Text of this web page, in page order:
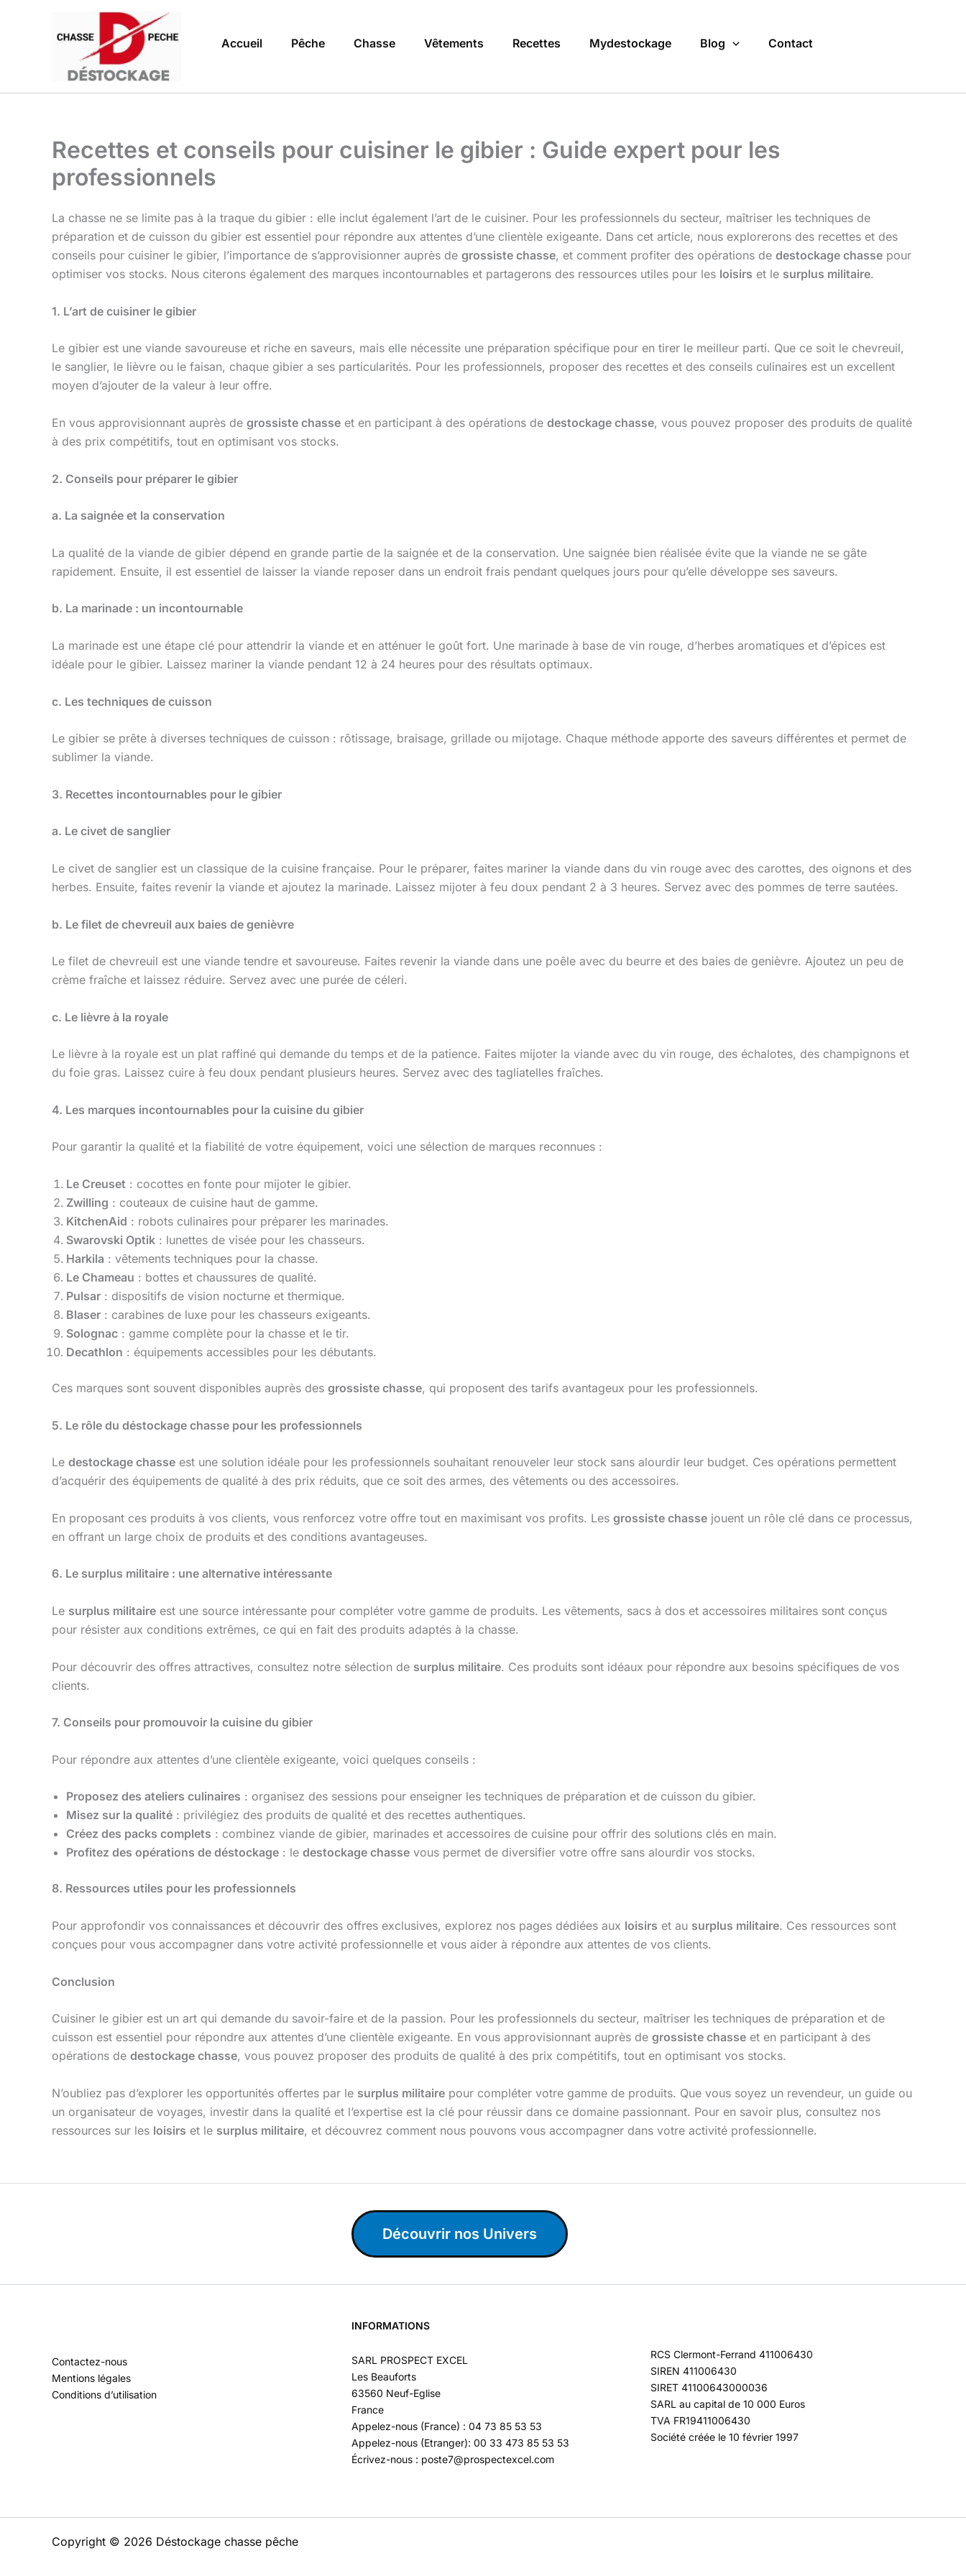
Accueil Pêche Chasse Vêtements Recettes Mydestockage Blog Contact
Recettes et conseils pour cuisiner le gibier : Guide expert pour les
professionnels
La chasse ne se limite pas à la traque du gibier : elle inclut également l’art de le cuisiner. Pour les professionnels du secteur, maîtriser les techniques de
préparation et de cuisson du gibier est essentiel pour répondre aux attentes d’une clientèle exigeante. Dans cet article, nous explorerons des recettes et des
conseils pour cuisiner le gibier, l’importance de s’approvisionner auprès de grossiste chasse, et comment profiter des opérations de destockage chasse pour
optimiser vos stocks. Nous citerons également des marques incontournables et partagerons des ressources utiles pour les loisirs et le surplus militaire.
1. L’art de cuisiner le gibier
Le gibier est une viande savoureuse et riche en saveurs, mais elle nécessite une préparation spécifique pour en tirer le meilleur parti. Que ce soit le chevreuil,
le sanglier, le lièvre ou le faisan, chaque gibier a ses particularités. Pour les professionnels, proposer des recettes et des conseils culinaires est un excellent
moyen d’ajouter de la valeur à leur offre.
En vous approvisionnant auprès de grossiste chasse et en participant à des opérations de destockage chasse, vous pouvez proposer des produits de qualité
à des prix compétitifs, tout en optimisant vos stocks.
2. Conseils pour préparer le gibier
a. La saignée et la conservation
La qualité de la viande de gibier dépend en grande partie de la saignée et de la conservation. Une saignée bien réalisée évite que la viande ne se gâte
rapidement. Ensuite, il est essentiel de laisser la viande reposer dans un endroit frais pendant quelques jours pour qu’elle développe ses saveurs.
b. La marinade : un incontournable
La marinade est une étape clé pour attendrir la viande et en atténuer le goût fort. Une marinade à base de vin rouge, d’herbes aromatiques et d’épices est
idéale pour le gibier. Laissez mariner la viande pendant 12 à 24 heures pour des résultats optimaux.
c. Les techniques de cuisson
Le gibier se prête à diverses techniques de cuisson : rôtissage, braisage, grillade ou mijotage. Chaque méthode apporte des saveurs différentes et permet de
sublimer la viande.
3. Recettes incontournables pour le gibier
a. Le civet de sanglier
Le civet de sanglier est un classique de la cuisine française. Pour le préparer, faites mariner la viande dans du vin rouge avec des carottes, des oignons et des
herbes. Ensuite, faites revenir la viande et ajoutez la marinade. Laissez mijoter à feu doux pendant 2 à 3 heures. Servez avec des pommes de terre sautées.
b. Le filet de chevreuil aux baies de genièvre
Le filet de chevreuil est une viande tendre et savoureuse. Faites revenir la viande dans une poêle avec du beurre et des baies de genièvre. Ajoutez un peu de
crème fraîche et laissez réduire. Servez avec une purée de céleri.
c. Le lièvre à la royale
Le lièvre à la royale est un plat raffiné qui demande du temps et de la patience. Faites mijoter la viande avec du vin rouge, des échalotes, des champignons et
du foie gras. Laissez cuire à feu doux pendant plusieurs heures. Servez avec des tagliatelles fraîches.
4. Les marques incontournables pour la cuisine du gibier
Pour garantir la qualité et la fiabilité de votre équipement, voici une sélection de marques reconnues :
Le Creuset : cocottes en fonte pour mijoter le gibier.
Zwilling : couteaux de cuisine haut de gamme.
KitchenAid : robots culinaires pour préparer les marinades.
Swarovski Optik : lunettes de visée pour les chasseurs.
Harkila : vêtements techniques pour la chasse.
Le Chameau : bottes et chaussures de qualité.
Pulsar : dispositifs de vision nocturne et thermique.
Blaser : carabines de luxe pour les chasseurs exigeants.
Solognac : gamme complète pour la chasse et le tir.
Decathlon : équipements accessibles pour les débutants.
Ces marques sont souvent disponibles auprès des grossiste chasse, qui proposent des tarifs avantageux pour les professionnels.
5. Le rôle du déstockage chasse pour les professionnels
Le destockage chasse est une solution idéale pour les professionnels souhaitant renouveler leur stock sans alourdir leur budget. Ces opérations permettent
d’acquérir des équipements de qualité à des prix réduits, que ce soit des armes, des vêtements ou des accessoires.
En proposant ces produits à vos clients, vous renforcez votre offre tout en maximisant vos profits. Les grossiste chasse jouent un rôle clé dans ce processus,
en offrant un large choix de produits et des conditions avantageuses.
6. Le surplus militaire : une alternative intéressante
Le surplus militaire est une source intéressante pour compléter votre gamme de produits. Les vêtements, sacs à dos et accessoires militaires sont conçus
pour résister aux conditions extrêmes, ce qui en fait des produits adaptés à la chasse.
Pour découvrir des offres attractives, consultez notre sélection de surplus militaire. Ces produits sont idéaux pour répondre aux besoins spécifiques de vos
clients.
7. Conseils pour promouvoir la cuisine du gibier
Pour répondre aux attentes d’une clientèle exigeante, voici quelques conseils :
Proposez des ateliers culinaires : organisez des sessions pour enseigner les techniques de préparation et de cuisson du gibier.
Misez sur la qualité : privilégiez des produits de qualité et des recettes authentiques.
Créez des packs complets : combinez viande de gibier, marinades et accessoires de cuisine pour offrir des solutions clés en main.
Profitez des opérations de déstockage : le destockage chasse vous permet de diversifier votre offre sans alourdir vos stocks.
8. Ressources utiles pour les professionnels
Pour approfondir vos connaissances et découvrir des offres exclusives, explorez nos pages dédiées aux loisirs et au surplus militaire. Ces ressources sont
conçues pour vous accompagner dans votre activité professionnelle et vous aider à répondre aux attentes de vos clients.
Conclusion
Cuisiner le gibier est un art qui demande du savoir-faire et de la passion. Pour les professionnels du secteur, maîtriser les techniques de préparation et de
cuisson est essentiel pour répondre aux attentes d’une clientèle exigeante. En vous approvisionnant auprès de grossiste chasse et en participant à des
opérations de destockage chasse, vous pouvez proposer des produits de qualité à des prix compétitifs, tout en optimisant vos stocks.
N’oubliez pas d’explorer les opportunités offertes par le surplus militaire pour compléter votre gamme de produits. Que vous soyez un revendeur, un guide ou
un organisateur de voyages, investir dans la qualité et l’expertise est la clé pour réussir dans ce domaine passionnant. Pour en savoir plus, consultez nos
ressources sur les loisirs et le surplus militaire, et découvrez comment nous pouvons vous accompagner dans votre activité professionnelle.
Découvrir nos Univers
Contactez-nous
Mentions légales
Conditions d’utilisation
INFORMATIONS
SARL PROSPECT EXCEL
Les Beauforts
63560 Neuf-Eglise
France
Appelez-nous (France) : 04 73 85 53 53
Appelez-nous (Etranger): 00 33 473 85 53 53
Écrivez-nous : poste7@prospectexcel.com
RCS Clermont-Ferrand 411006430
SIREN 411006430
SIRET 41100643000036
SARL au capital de 10 000 Euros
TVA FR19411006430
Société créée le 10 février 1997
Copyright © 2026 Déstockage chasse pêche